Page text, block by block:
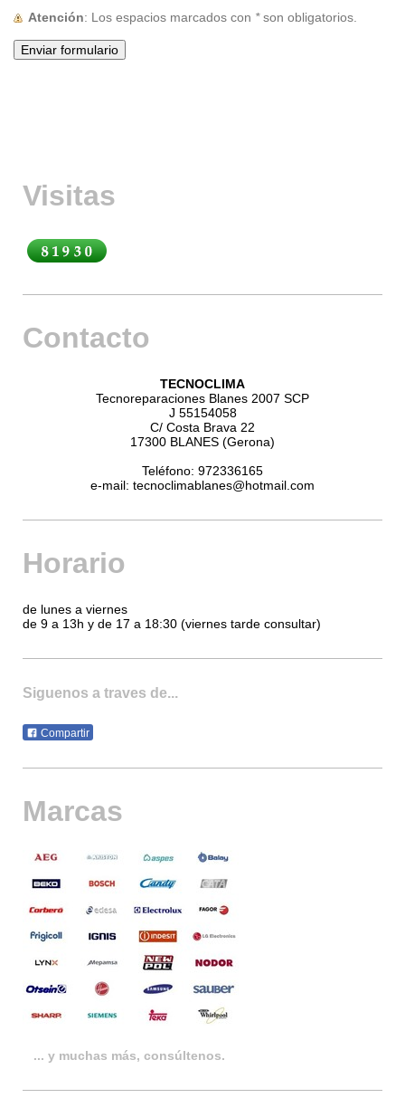
Atención : Los espacios marcados con *son obligatorios.
Visitas
Contacto
TECNOCLIMA
Tecnoreparaciones Blanes 2007 SCP
J 55154058
C/ Costa Brava 22
17300 BLANES (Gerona)
Teléfono: 972336165
e-mail: tecnoclimablanes@hotmail.com
Horario
de lunes a viernes
de 9 a 13h y de 17 a 18:30 (viernes tarde consultar)
Siguenos a traves de...
Compartir
Marcas
... y muchas más, consúltenos.